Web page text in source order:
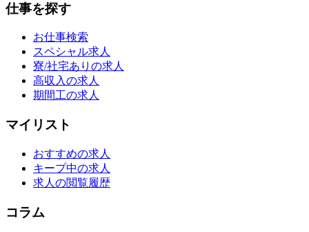
仕事を探す
お仕事検索
スペシャル求人
寮/社宅ありの求人
高収入の求人
期間工の求人
マイリスト
おすすめの求人
キープ中の求人
求人の閲覧履歴
コラム